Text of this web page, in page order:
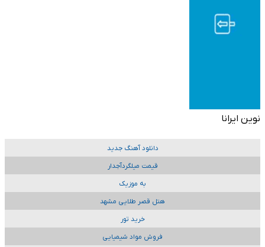
نوین ایرانا
دانلود آهنگ جدید
قیمت میلگردآجدار
به موزیک
هتل قصر طلایی مشهد
خرید تور
فروش مواد شیمیایی